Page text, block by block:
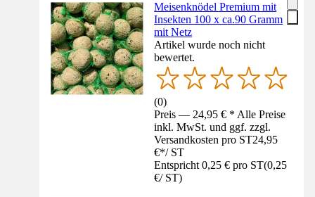
Meisenknödel Premium mit
Insekten 100 x ca.90 Gramm
mit Netz
Artikel wurde noch nicht
bewertet.
(0)
Preis — 24,95 € * Alle Preise
inkl. MwSt. und ggf. zzgl.
Versandkosten pro ST24,95
€*/ ST
Entspricht 0,25 € pro ST(0,25
€/ ST)